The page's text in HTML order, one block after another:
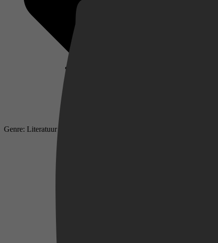
Genre: Literatuur & Romans, Literaire romans